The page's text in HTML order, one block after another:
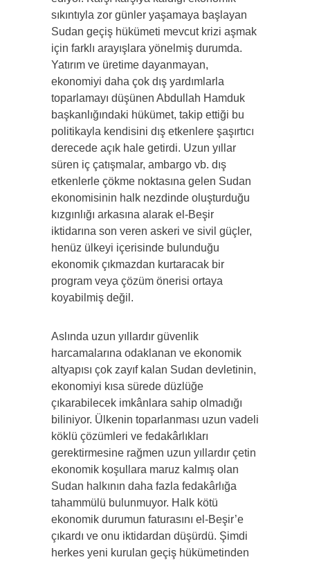
sıkıntıyla zor günler yaşamaya başlayan
Sudan geçiş hükümeti mevcut krizi aşmak
için farklı arayışlara yönelmiş durumda.
Yatırım ve üretime dayanmayan,
ekonomiyi daha çok dış yardımlarla
toparlamayı düşünen Abdullah Hamduk
başkanlığındaki hükümet, takip ettiği bu
politikayla kendisini dış etkenlere şaşırtıcı
derecede açık hale getirdi. Uzun yıllar
süren iç çatışmalar, ambargo vb. dış
etkenlerle çökme noktasına gelen Sudan
ekonomisinin halk nezdinde oluşturduğu
kızgınlığı arkasına alarak el-Beşir
iktidarına son veren askeri ve sivil güçler,
henüz ülkeyi içerisinde bulunduğu
ekonomik çıkmazdan kurtaracak bir
program veya çözüm önerisi ortaya
koyabilmiş değil.
Aslında uzun yıllardır güvenlik
harcamalarına odaklanan ve ekonomik
altyapısı çok zayıf kalan Sudan devletinin,
ekonomiyi kısa sürede düzlüğe
çıkarabilecek imkânlara sahip olmadığı
biliniyor. Ülkenin toparlanması uzun vadeli
köklü çözümleri ve fedakârlıkları
gerektirmesine rağmen uzun yıllardır çetin
ekonomik koşullara maruz kalmış olan
Sudan halkının daha fazla fedakârlığa
tahammülü bulunmuyor. Halk kötü
ekonomik durumun faturasını el-Beşir’e
çıkardı ve onu iktidardan düşürdü. Şimdi
herkes yeni kurulan geçiş hükümetinden